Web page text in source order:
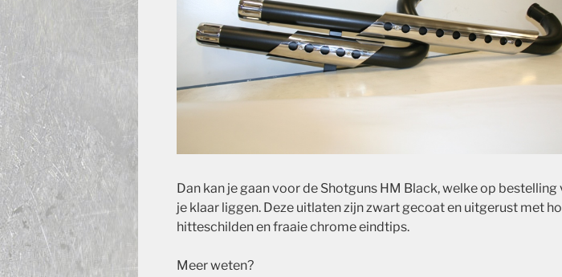
Dan kan je gaan voor de Shotguns HM Black, welke op bestelling
je klaar liggen. Deze uitlaten zijn zwart gecoat en uitgerust met
hitteschilden en fraaie chrome eindtips.
Meer weten?